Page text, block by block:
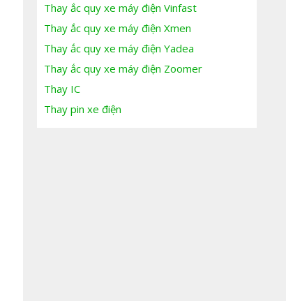
Thay ắc quy xe máy điện Vinfast
Thay ắc quy xe máy điện Xmen
Thay ắc quy xe máy điện Yadea
Thay ắc quy xe máy điện Zoomer
Thay IC
Thay pin xe điện